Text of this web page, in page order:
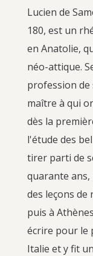
Lucien de
180, est un
en Anatolie,
néo-attique.
profession de
maître à qui
dès la
l'étude des
tirer parti de
quarante
des leçons
puis à
écrire pour le
Italie et y fit